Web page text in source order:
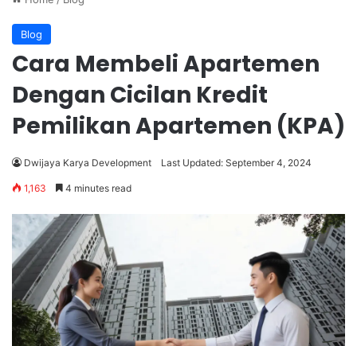
Blog
Cara Membeli Apartemen
Dengan Cicilan Kredit
Pemilikan Apartemen (KPA)
Dwijaya Karya Development Last Updated: September 4, 2024
1,163 4 minutes read